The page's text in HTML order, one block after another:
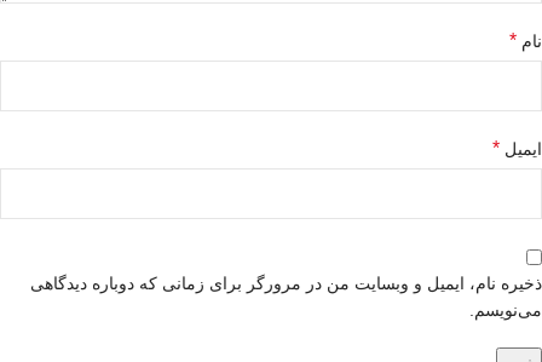
نام *
ایمیل *
ذخیره نام، ایمیل و وبسایت من در مرورگر برای زمانی که دوباره دیدگاهی
می‌نویسم.